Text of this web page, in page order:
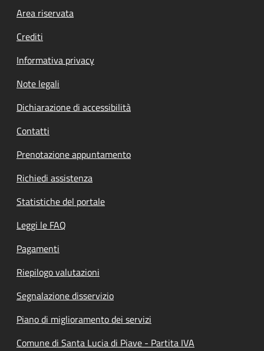
Footer menu
Area riservata
Crediti
Informativa privacy
Note legali
Dichiarazione di accessibilità
Contatti
Prenotazione appuntamento
Richiedi assistenza
Statistiche del portale
Leggi le FAQ
Pagamenti
Riepilogo valutazioni
Segnalazione disservizio
Piano di miglioramento dei servizi
Comune di Santa Lucia di Piave - Partita IVA